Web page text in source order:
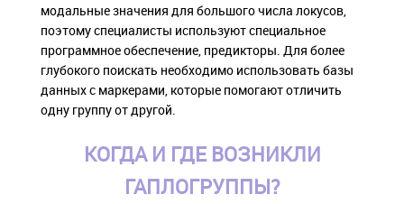
модальные значения для большого числа локусов,
поэтому специалисты используют специальное
программное обеспечение, предикторы. Для более
глубокого поискать необходимо использовать базы
данных с маркерами, которые помогают отличить
одну группу от другой.
КОГДА И ГДЕ ВОЗНИКЛИ
ГАПЛОГРУППЫ?